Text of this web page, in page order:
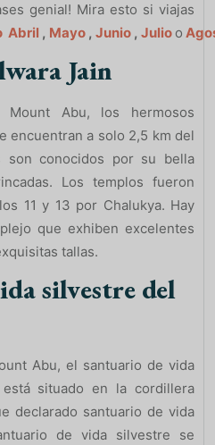
genial! Mira esto si viajas
Abril , Mayo , Junio , Julio o
Jain
Abu, los hermosos
encuentran a solo 2,5 km del
son conocidos por su bella
Los templos fueron
11 y 13 por Chalukya. Hay
que exhiben excelentes
tallas.
silvestre del
Abu, el santuario de vida
situado en la cordillera
declarado santuario de vida
de vida silvestre se